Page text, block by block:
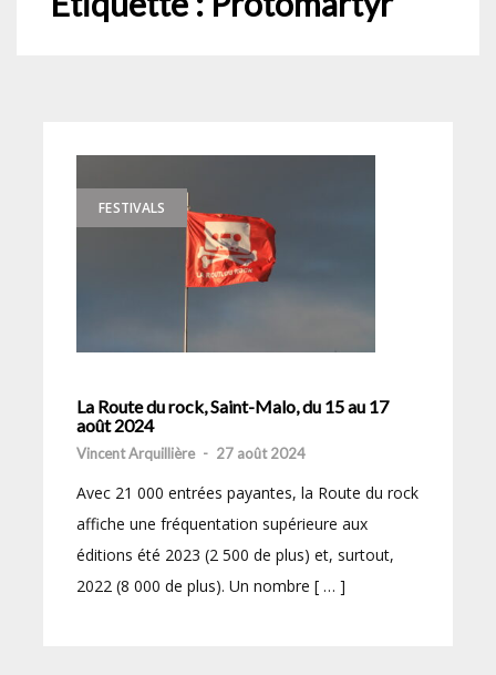
FESTIVALS
La Route du rock, Saint-Malo, du 15 au 17
août 2024
Vincent Arquillière - 27 août 2024
Avec 21 000 entrées payantes, la Route du rock
affiche une fréquentation supérieure aux
éditions été 2023 (2 500 de plus) et, surtout,
2022 (8 000 de plus). Un nombre [ … ]